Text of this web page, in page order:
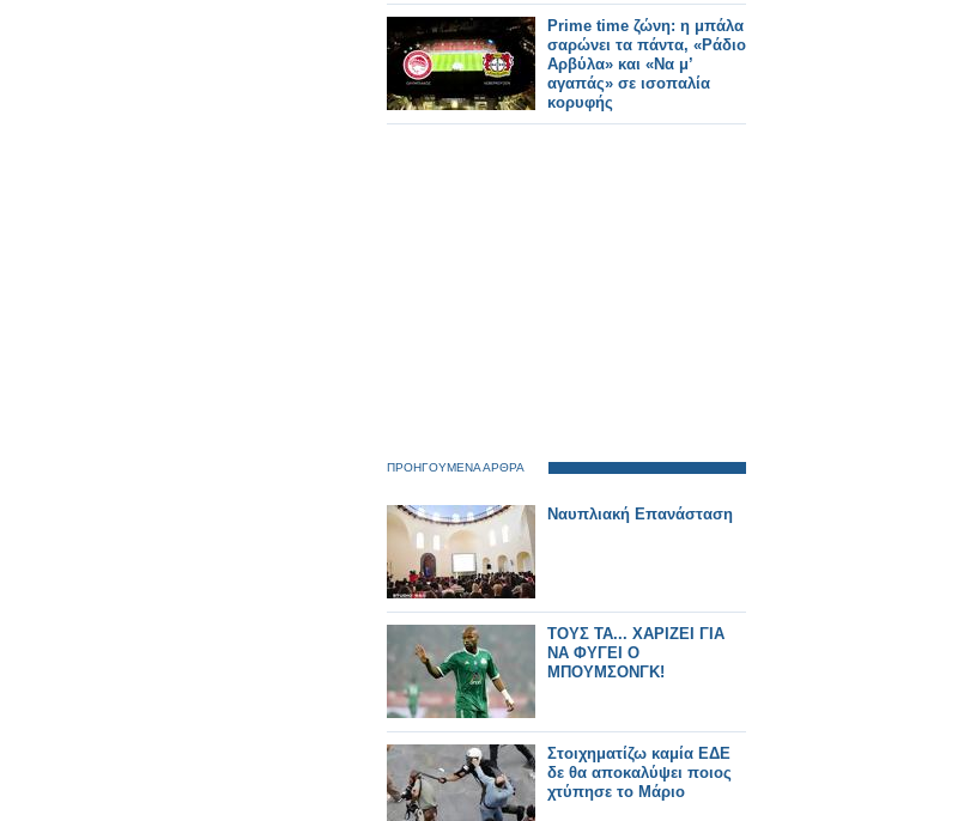
Prime time ζώνη: η μπάλα
σαρώνει τα πάντα, «Ράδιο
Αρβύλα» και «Να μ’
αγαπάς» σε ισοπαλία
κορυφής
ΠΡΟΗΓΟΥΜΕΝΑ ΑΡΘΡΑ
Ναυπλιακή Επανάσταση
ΤΟΥΣ ΤΑ... ΧΑΡΙΖΕΙ ΓΙΑ
ΝΑ ΦΥΓΕΙ Ο
ΜΠΟΥΜΣΟΝΓΚ!
Στοιχηματίζω καμία ΕΔΕ
δε θα αποκαλύψει ποιος
χτύπησε το Μάριο